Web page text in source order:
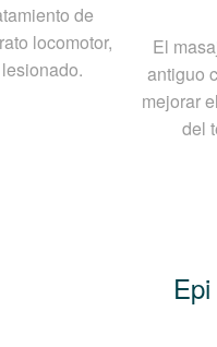
de
locomotor,
El
antiguo
mejorar
del